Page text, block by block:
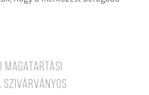
magatartási
szivárványos